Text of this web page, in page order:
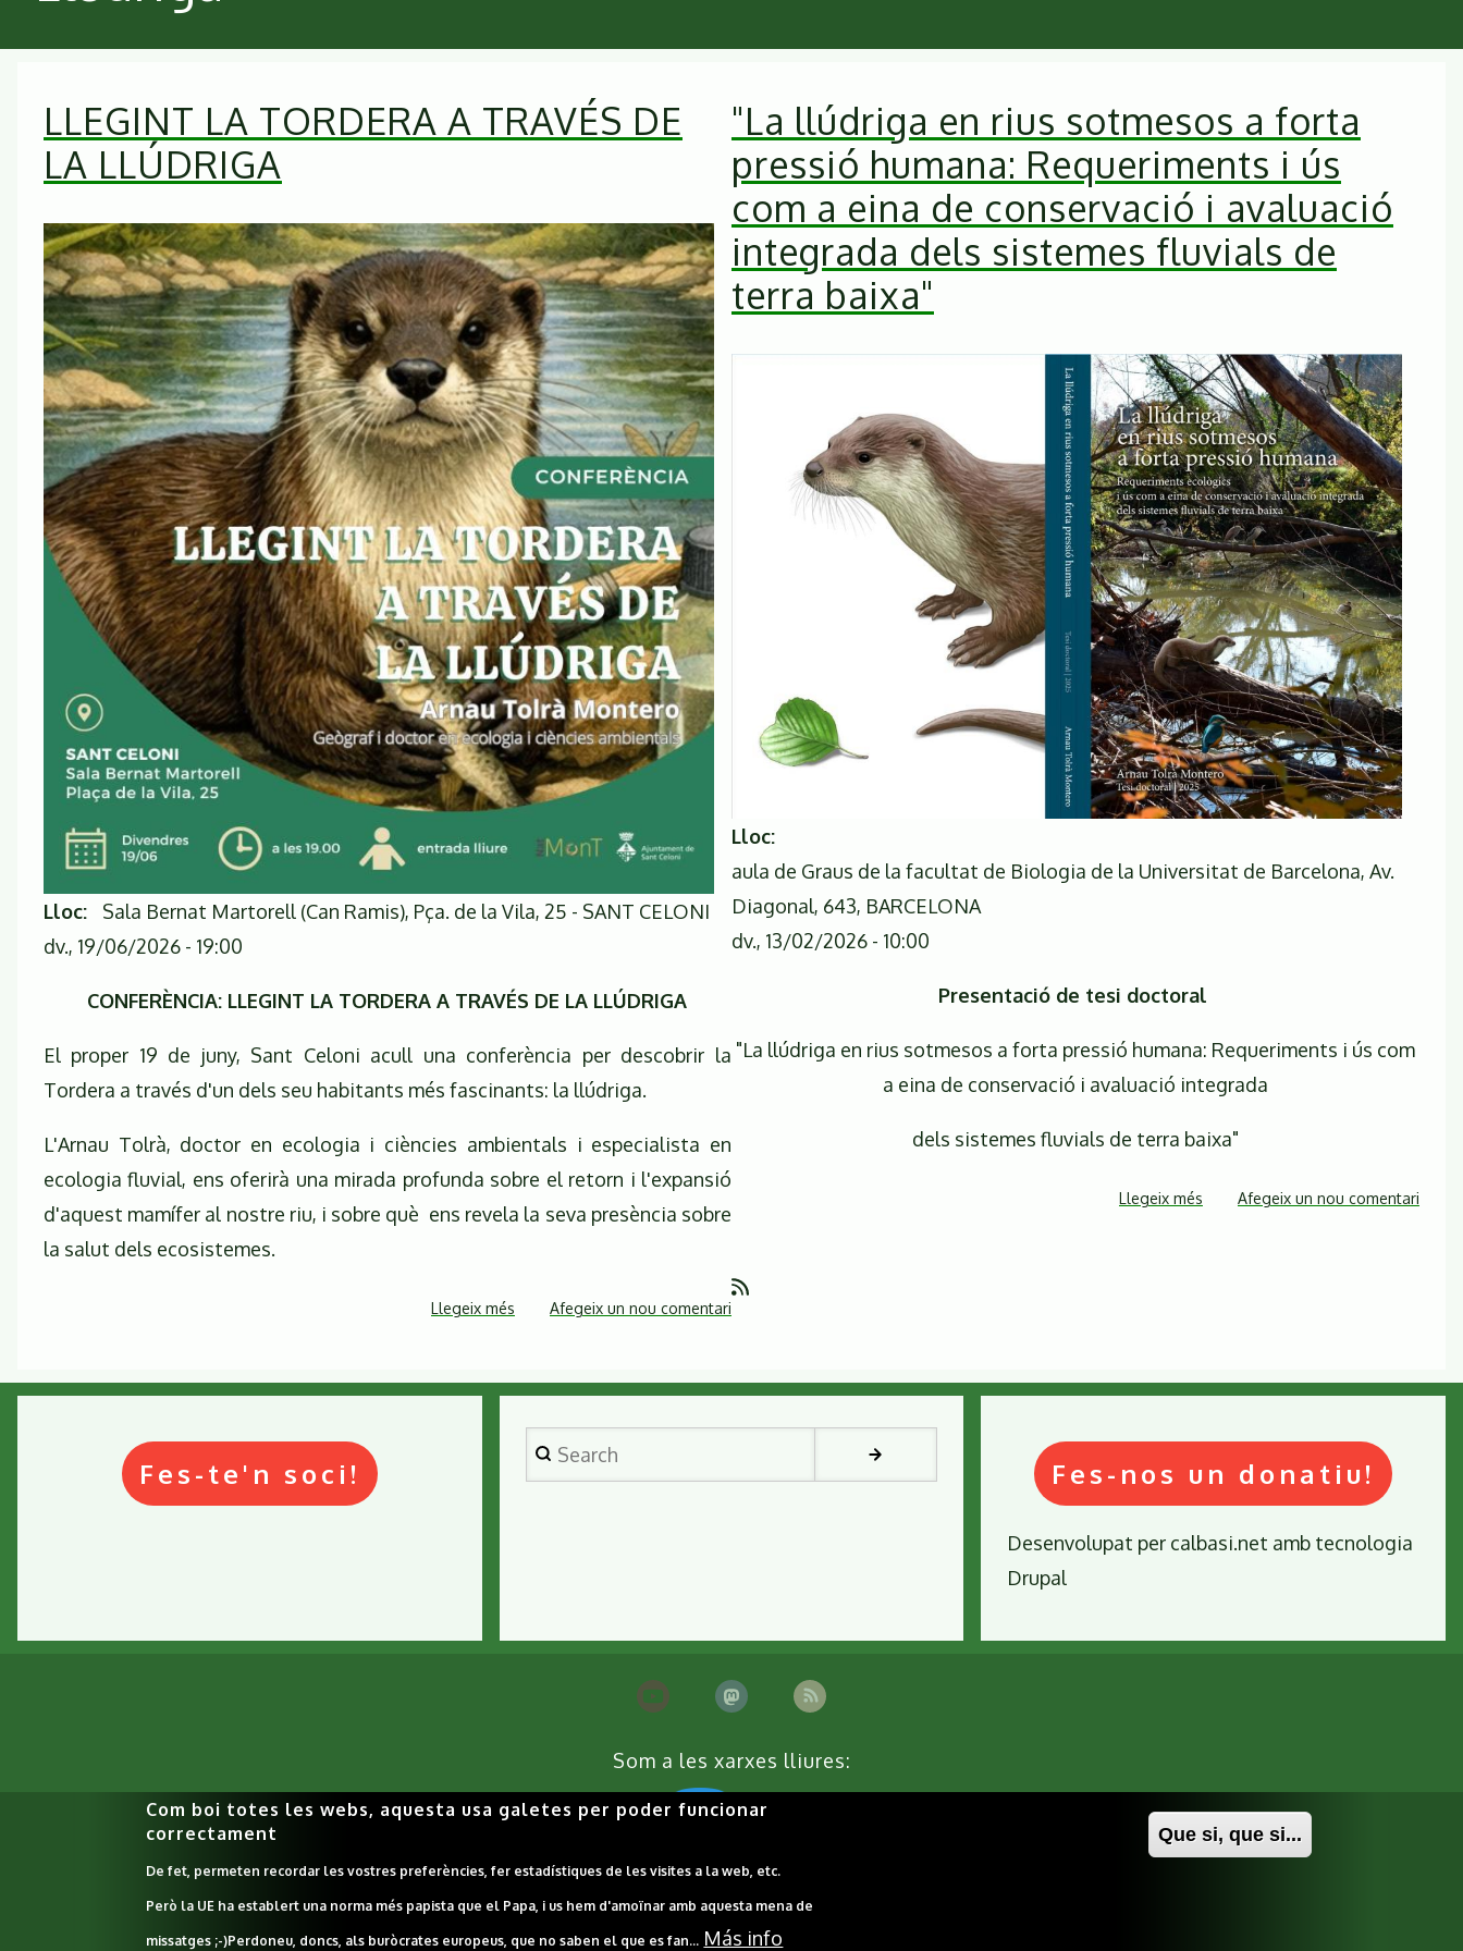
LLEGINT LA TORDERA A TRAVÉS DE
LA LLÚDRIGA
Lloc
Sala Bernat Martorell (Can Ramis), Pça. de la Vila, 25 - SANT CELONI
dv., 19/06/2026 - 19:00
CONFERÈNCIA: LLEGINT LA TORDERA A TRAVÉS DE LA LLÚDRIGA
El proper 19 de juny, Sant Celoni acull una conferència per descobrir la
Tordera a través d'un dels seu habitants més fascinants: la llúdriga.
L'Arnau Tolrà, doctor en ecologia i ciències ambientals i especialista en
ecologia fluvial, ens oferirà una mirada profunda sobre el retorn i l'expansió
d'aquest mamífer al nostre riu, i sobre què ens revela la seva presència sobre
la salut dels ecosistemes.
Llegeix més sobre
TRAVÉS
Afegeix un nou comentari
"La llúdriga en rius sotmesos a forta
pressió humana: Requeriments i ús
com a eina de conservació i avaluació
integrada dels sistemes fluvials de
terra baixa"
Lloc
aula de Graus de la facultat de Biologia de la Universitat de Barcelona, Av.
Diagonal, 643, BARCELONA
dv., 13/02/2026 - 10:00
Presentació de tesi doctoral
"La llúdriga en rius sotmesos a forta pressió humana: Requeriments i ús com
a eina de conservació i avaluació integrada
dels sistemes fluvials de terra baixa"
Llegeix més sobre
forta
humana:
Requeriments
com
sistemes
fluvials
Afegeix un nou comentari
Fes-te'n soci!
Search
Fes-nos un donatiu!
Desenvolupat per calbasi.net amb tecnologia
Drupal
Som a les xarxes lliures:
Contacta'ns Cookies Política de privacitat
Com boi totes les webs, aquesta usa galetes per poder funcionar
correctament
De fet, permeten recordar les vostres preferències, fer estadístiques de les visites a la web, etc.
Però la UE ha establert una norma més papista que el Papa, i us hem d'amoïnar amb aquesta mena de
missatges ;-)Perdoneu, doncs, als buròcrates europeus, que no saben el que es fan... Más info
Que si, que si...